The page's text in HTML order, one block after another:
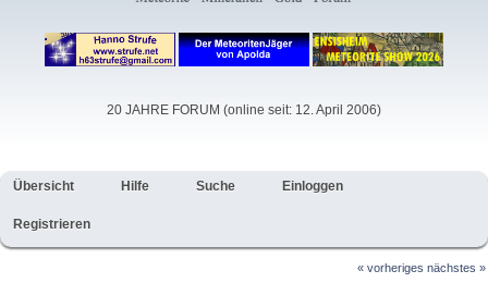
20 JAHRE FORUM (online seit: 12. April 2006)
Übersicht Hilfe Suche Einloggen
Registrieren
« vorheriges nächstes »